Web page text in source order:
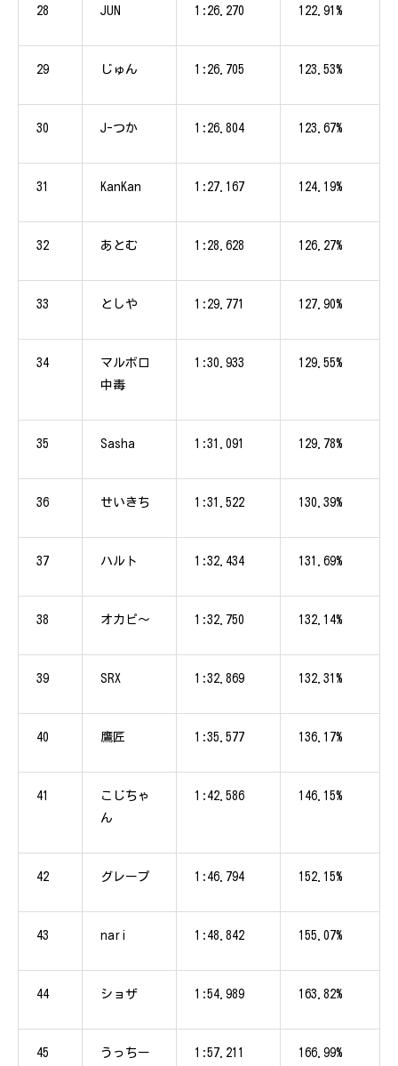
28 JUN 1:26.270 122.91%
29 じゅん 1:26.705 123.53%
30 J-つか 1:26.804 123.67%
31 KanKan 1:27.167 124.19%
32 あとむ 1:28.628 126.27%
33 としや 1:29.771 127.90%
34
マルボロ
中毒
1:30.933 129.55%
35 Sasha 1:31.091 129.78%
36 せいきち 1:31.522 130.39%
37 ハルト 1:32.434 131.69%
38 オカピ～ 1:32.750 132.14%
39 SRX 1:32.869 132.31%
40 鷹匠 1:35.577 136.17%
41
こじちゃ
ん
1:42.586 146.15%
42 グレープ 1:46.794 152.15%
43 nari 1:48.842 155.07%
44 ショザ 1:54.989 163.82%
45 うっちー 1:57.211 166.99%